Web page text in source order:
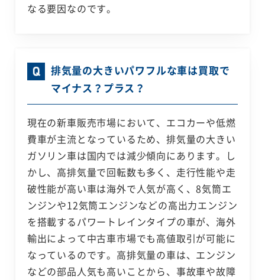
なる要因なのです。
排気量の大きいパワフルな車は買取で
マイナス？プラス？
現在の新車販売市場において、エコカーや低燃
費車が主流となっているため、排気量の大きい
ガソリン車は国内では減少傾向にあります。し
かし、高排気量で回転数も多く、走行性能や走
破性能が高い車は海外で人気が高く、8気筒エ
ンジンや12気筒エンジンなどの高出力エンジン
を搭載するパワートレインタイプの車が、海外
輸出によって中古車市場でも高値取引が可能に
なっているのです。高排気量の車は、エンジン
などの部品人気も高いことから、事故車や故障